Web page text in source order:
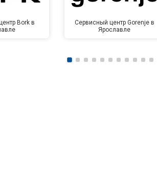
Bork в
Сервисный центр Gorenje в
Ярославле